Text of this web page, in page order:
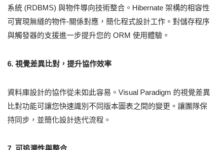
系統 (RDBMS) 與物件導向技術整合。Hibernate 架構的相容性
可實現無縫的物件-關係對應，簡化程式設計工作。對儲存程序
與觸發器的支援進一步提升您的 ORM 使用體驗。
6. 視覺差異比對，提升協作效率
資料庫設計的協作從未如此容易。Visual Paradigm 的視覺差異
比對功能可讓您快速識別不同版本圖表之間的變更。讓團隊保
持同步，並簡化設計迭代流程。